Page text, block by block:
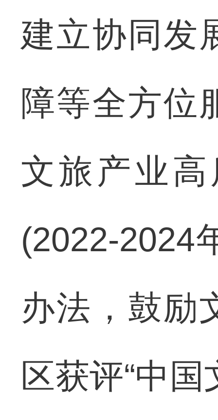
建立协同发
障等全方位
文旅产业
(2022-2024
办法，鼓励
区获评“中